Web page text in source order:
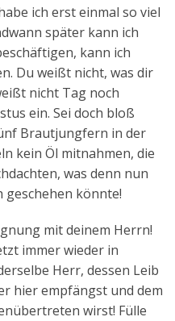
ich erst einmal so viel
später kann ich
kann ich
Du weißt nicht, was dir
nicht Tag noch
ein. Sei doch bloß
Brautjungfern in der
kein Öl mitnahmen, die
was denn nun
geschehen könnte!
mit deinem Herrn!
immer wieder in
Herr, dessen Leib
hier empfängst und dem
wirst! Fülle